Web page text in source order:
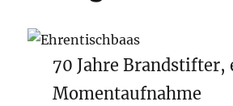
70 Jahre Brandstifter,
Momentaufnahme